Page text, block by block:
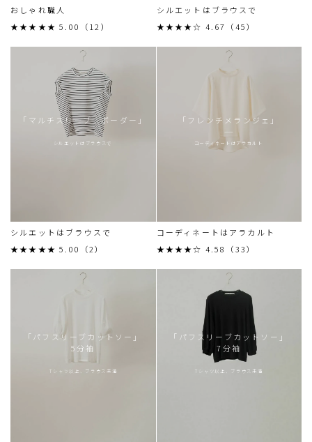
おしゃれ職人
★★★★★ 5.00（12）
シルエットはブラウスで
★★★★☆ 4.67（45）
「マルチスリーブ ボーダー」
シルエットはブラウスで
シルエットはブラウスで
★★★★★ 5.00（2）
「フレンチメランジェ」
コーディネートはアラカルト
コーディネートはアラカルト
★★★★☆ 4.58（33）
「パフスリーブカットソー」
5分袖
Tシャツ以上、ブラウス未満
「パフスリーブカットソー」
7分袖
Tシャツ以上、ブラウス未満